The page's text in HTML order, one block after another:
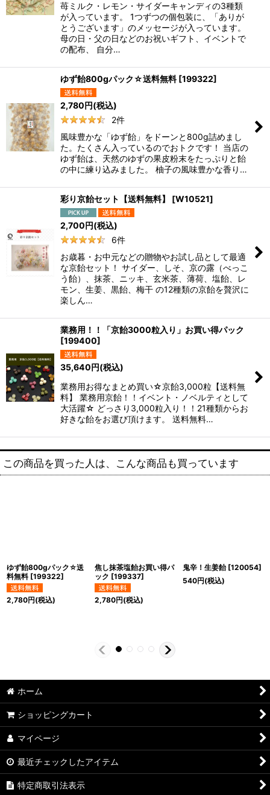
苺ミルク・レモン・サイダーキャンディの3種類
が入っています。 1つずつの個包装に、「ありが
とうございます」のメッセージが入っています。
母の日・父の日などのお祝いギフト、イベントで
の配布、 自分…
ゆず飴800gパック☆送料無料 [199322]
2,780円(税込)
2件
風味豊かな「ゆず飴」をドーンと800g詰めまし
た。たくさん入っているのでおトクです！ 当店の
ゆず飴は、天然のゆずの果皮粉末をたっぷりと飴
の中に練り込みました。 柚子の風味豊かな香り…
彩り京飴セット【送料無料】 [W10521]
2,700円(税込)
6件
お歳暮・お中元などの贈物やお試し品として最適
な京飴セット！ サイダー、しそ、京の露（べっこ
う飴）、抹茶、ニッキ、玄米茶、薄荷、塩飴、レ
モン、生姜、黒飴、梅干 の12種類の京飴を贅沢に
楽しん…
業務用！！「京飴3000粒入り」お買い得パック
[199400]
35,640円(税込)
業務用お得なまとめ買い☆京飴3,000粒【送料無
料】 業務用京飴！！イベント・ノベルティとして
大活躍☆ どっさり3,000粒入り！！21種類からお
好きな飴をお選び頂けます。 送料無料…
この商品を買った人は、こんな商品も買っています
ゆず飴800gパック☆送
料無料 [199322]
2,780円(税込)
焦し抹茶塩飴お買い得パ
ック [199337]
2,780円(税込)
鬼辛！生姜飴 [120054]
540円(税込)
ホーム
ショッピングカート
マイページ
最近チェックしたアイテム
特定商取引法表示